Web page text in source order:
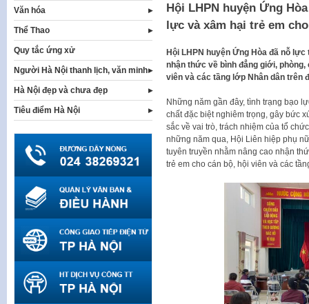
Hội LHPN huyện Ứng
lực và xâm hại trẻ em
Hội LHPN huyện Ứng Hòa đã nỗ
nhận thức về bình đẳng giới,
viên và các tầng lớp Nhân dân trên
Những năm gần đây, tình trạng bạo
chất đặc biệt nghiêm trọng, gây bức
sắc về vai trò, trách nhiệm của tổ
những năm qua, Hội Liên hiệp phụ
tuyên truyền nhằm nâng cao nhận
trẻ em cho cán bộ, hội viên và các
Văn hóa
Thể Thao
Quy tắc ứng xử
Người Hà Nội thanh lịch, văn minh
Hà Nội đẹp và chưa đẹp
Tiêu điểm Hà Nội